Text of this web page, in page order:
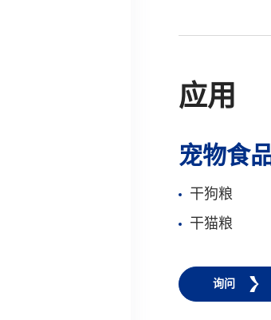
应用
宠物食
干狗粮
干猫粮
询问